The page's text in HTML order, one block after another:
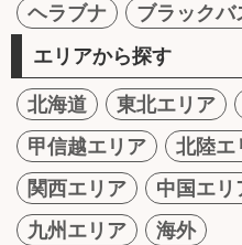
ヘラブナ
ブラックバ
エリアから探す
北海道 東北エリア
甲信越エリア
北陸エ
関西エリア
中国エリ
九州エリア
海外